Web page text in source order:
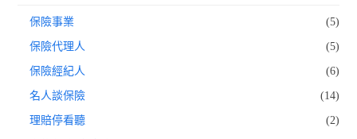
保險事業 (5)
保險代理人 (5)
保險經紀人 (6)
名人談保險 (14)
理賠停看聽 (2)